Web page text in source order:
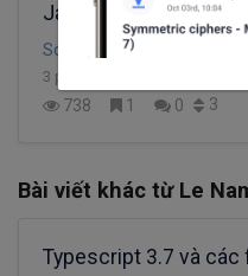
JavaScript
Son Le Quang
3 phút đọc
738 1 0 3
Bài viết khác từ Le
Typescript 3.7 và các